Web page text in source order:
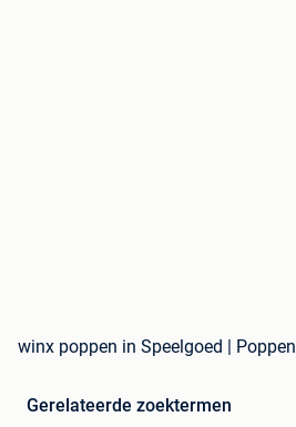
winx poppen in Speelgoed | Poppen
Gerelateerde zoektermen